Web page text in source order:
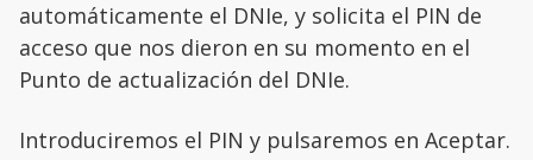
automáticamente el DNIe, y solicita el PIN de
acceso que nos dieron en su momento en el
Punto de actualización del DNIe.
Introduciremos el PIN y pulsaremos en Aceptar.